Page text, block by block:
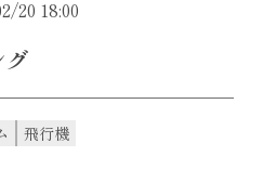
20 18:00
グ
飛行機